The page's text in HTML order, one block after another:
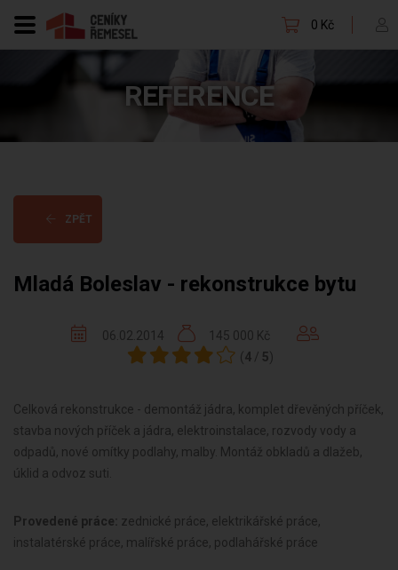
0 Kč
REFERENCE
ZPĚT
Mladá Boleslav - rekonstrukce bytu
06.02.2014
145 000 Kč
( 4 / 5)
Celková rekonstrukce - demontáž jádra, komplet dřevěných příček,
stavba nových příček a jádra, elektroinstalace, rozvody vody a
odpadů, nové omítky podlahy, malby. Montáž obkladů a dlažeb,
úklid a odvoz suti.
Provedené práce: zednické práce, elektrikářské práce,
instalatérské práce, malířské práce, podlahářské práce